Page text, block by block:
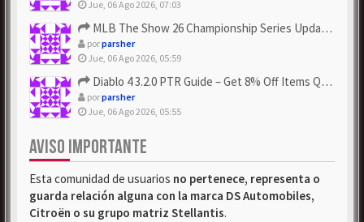
Jue, 06 Ago 2026, 07:03
MLB The Show 26 Championship Series Update! Get Cheap & ...
porparsher
Jue, 06 Ago 2026, 05:59
Diablo 4 3.2.0 PTR Guide – Get 8% Off Items Quickly to Test ...
porparsher
Jue, 06 Ago 2026, 05:55
AVISO IMPORTANTE
Esta comunidad de usuarios no pertenece, representa o
guarda relación alguna con la marca DS Automobiles,
Citroën o su grupo matriz Stellantis.